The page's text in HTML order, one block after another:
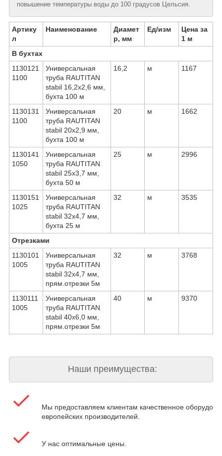
повышение температуры воды до 100 градусов Цельсия.
Артику
л
Наименование
Диамет
р, мм
Ед/изм
Цена за
1 м
В бухтах
1130121
1100
Универсальная
труба RAUTITAN
stabil 16,2х2,6 мм,
бухта 100 м
16,2 м 1167
1130131
1100
Универсальная
труба RAUTITAN
stabil 20х2,9 мм,
бухта 100 м
20 м 1662
1130141
1050
Универсальная
труба RAUTITAN
stabil 25х3,7 мм,
бухта 50 м
25 м 2996
1130151
1025
Универсальная
труба RAUTITAN
stabil 32х4,7 мм,
бухта 25 м
32 м 3535
Отрезками
1130101
1005
Универсальная
труба RAUTITAN
stabil 32х4,7 мм,
прям.отрезки 5м
32 м 3768
1130111
1005
Универсальная
труба RAUTITAN
stabil 40х6,0 мм,
прям.отрезки 5м
40 м 9370
Наши преимущества:
Мы предоставляем клиентам качественное
европейских производителей.
У нас оптимальные цены.